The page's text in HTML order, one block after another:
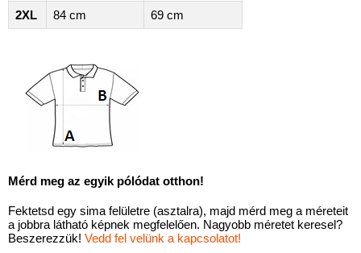
2XL
84 cm 69 cm
Mérd meg az egyik pólódat otthon!
Fektetsd egy sima felületre (asztalra), majd mérd meg a méreteit
a jobbra látható képnek megfelelően. Nagyobb méretet keresel?
Beszerezzük! Vedd fel velünk a kapcsolatot!